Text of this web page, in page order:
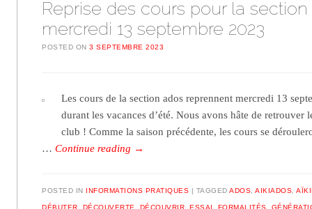
Reprise des cours pour la section
mercredi 13 septembre 2023
POSTED ON3 SEPTEMBRE 2023
Les cours de la section ados reprennent mercredi 13
durant les vacances d’été. Nous avons hâte de retrouver
club ! Comme la saison précédente, les cours se
…Continue reading →
POSTED IN INFORMATIONS PRATIQUES TAGGEDADOS ,AIKIADOS ,
DÉBUTER DÉCOUVERTE DÉCOUVRIR ,ESSAI FORMALITÉS